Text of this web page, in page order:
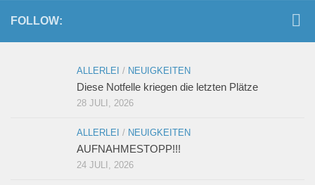
FOLLOW:
ALLERLEI / NEUIGKEITEN
Diese Notfelle kriegen die letzten Plätze
28 JULI, 2026
ALLERLEI / NEUIGKEITEN
AUFNAHMESTOPP!!!
24 JULI, 2026